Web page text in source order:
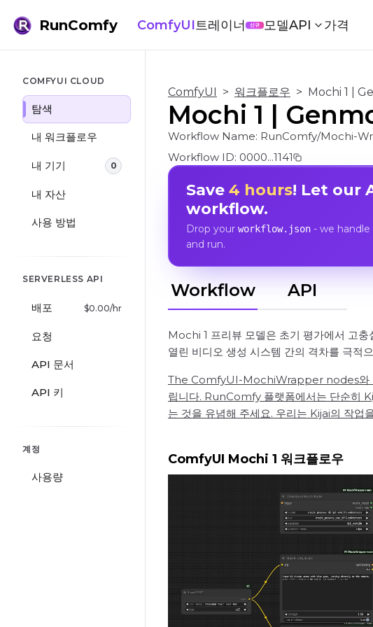
RunComfy ComfyUI트레이너 신규 모델API 가격
COMFYUI CLOUD
탐색
내 워크플로우
내 기기 0
내 자산
사용 방법
SERVERLESS API
배포 $0.00/hr
요청
API 문서
API 키
계정
사용량
ComfyUI > 워크플로우 > Mochi 1 |
Mochi 1 |
Workflow Name: RunComfy/Mochi-
Workflow ID: 0000...1141
Save 4 hours! Let our
workflow.
Drop your workflow.json- we handle
and run.
Workflow API
Mochi 1 프리뷰 모델은 초기 평가에서 고
열린 비디오 생성 시스템 간의 격차를 극
The ComfyUI-MochiWrapper nodes와 그
립니다. RunComfy 플랫폼에서는 단순히
는 것을 유념해 주세요. 우리는 Kijai의 작업
ComfyUI Mochi 1 워크플로우